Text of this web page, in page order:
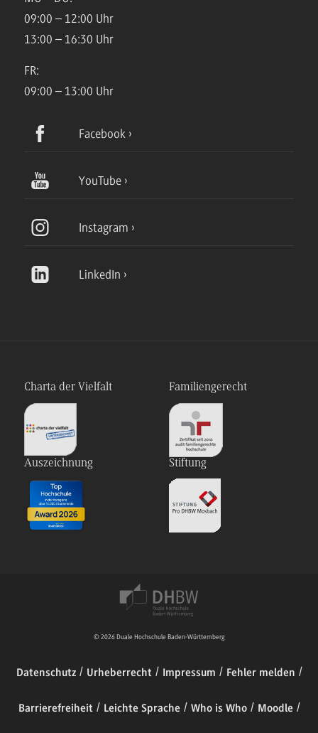
09:00 – 12:00 Uhr
13:00 – 16:30 Uhr
FR:
09:00 – 13:00 Uhr
Facebook
YouTube
Instagram
LinkedIn
Charta der Vielfalt Familiengerecht
Auszeichnung Stiftung
© 2026 Duale Hochschule Baden-Württemberg
Datenschutz Urheberrecht Impressum Fehler melden
Barrierefreiheit Leichte Sprache Who is Who Moodle